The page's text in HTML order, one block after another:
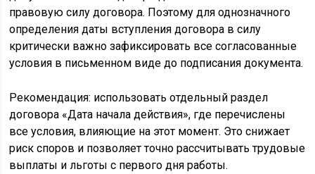
правовую силу договора. Поэтому для однозначного
определения даты вступления договора в силу
критически важно зафиксировать все согласованные
условия в письменном виде до подписания документа.
Рекомендация: использовать отдельный раздел
договора «Дата начала действия», где перечислены
все условия, влияющие на этот момент. Это снижает
риск споров и позволяет точно рассчитывать трудовые
выплаты и льготы с первого дня работы.